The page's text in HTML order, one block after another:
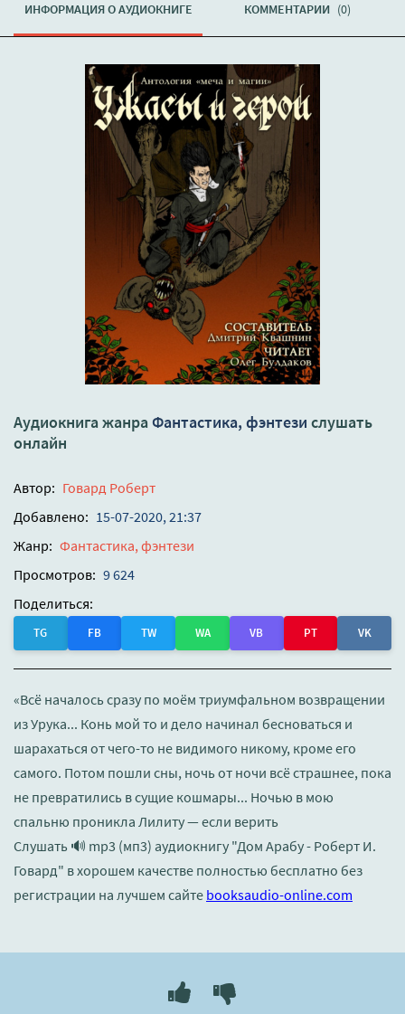
ИНФОРМАЦИЯ О АУДИОКНИГЕ КОММЕНТАРИИ (0)
Аудиокнига жанра Фантастика, фэнтези слушать
онлайн
Автор: Говард Роберт
Добавлено: 15-07-2020, 21:37
Жанр: Фантастика, фэнтези
Просмотров: 9 624
Поделиться:
TG FB TW WA VB PT VK
«Всё началось сразу по моём триумфальном возвращении
из Урука... Конь мой то и дело начинал бесноваться и
шарахаться от чего-то не видимого никому, кроме его
самого. Потом пошли сны, ночь от ночи всё страшнее, пока
не превратились в сущие кошмары... Ночью в мою
спальню проникла Лилиту — если верить
Слушать 🔊 mp3 (мп3) аудиокнигу "Дом Арабу - Роберт И.
Говард" в хорошем качестве полностью бесплатно без
регистрации на лучшем сайте booksaudio-online.com